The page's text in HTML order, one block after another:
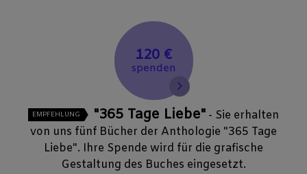
120 €
spenden
EMPFEHLUNG "365 Tage Liebe" - Sie erhalten
von uns fünf Bücher der Anthologie "365 Tage
Liebe". Ihre Spende wird für die grafische
Gestaltung des Buches eingesetzt.